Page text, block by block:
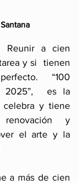
Reunir a cien
y si  tienen
“100
2025”,  es la
y tiene
y
el arte y la
a más de cien